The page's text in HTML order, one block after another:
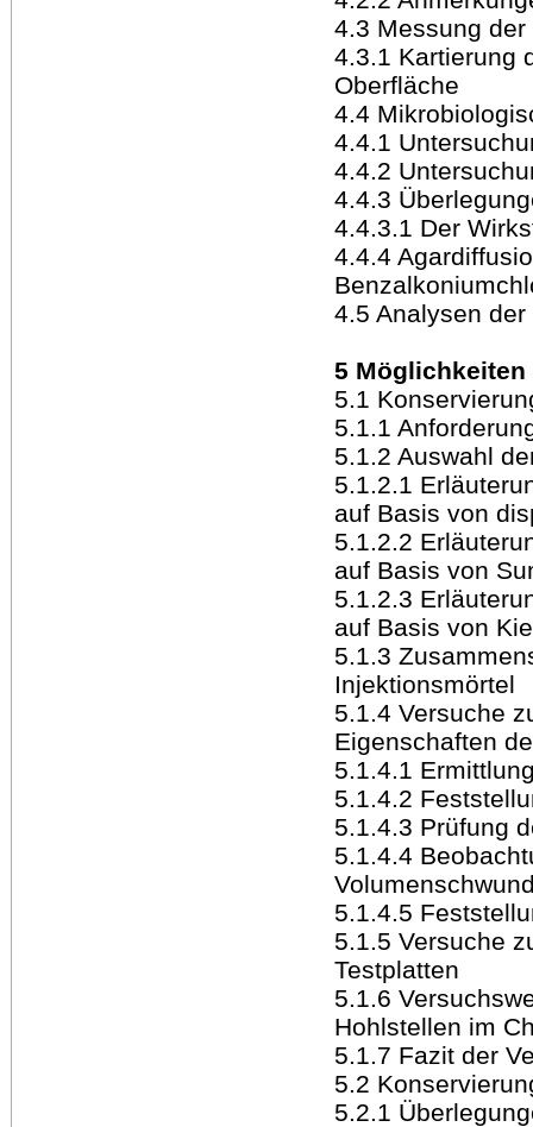
4.3 Messung
4.3.1 Kartierung
Oberfläche
4.4
4.4.1
4.4.2
4.4.3
4.4.3.1 Der
4.4.4
4.5 Analysen
5
5.1
5.1.1
5.1.2 Auswahl
5.1.2.1
auf Basis von
5.1.2.2
auf Basis von
5.1.2.3
auf Basis von
5.1.3
Injektionsmörtel
5.1.4 Versuche
Eigenschaften
5.1.4.1
5.1.4.2
5.1.4.3 Prüfung
5.1.4.4
5.1.4.5
5.1.5 Versuche
Testplatten
5.1.6
Hohlstellen im
5.1.7 Fazit der
5.2
5.2.1